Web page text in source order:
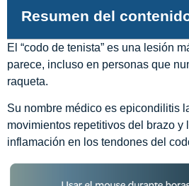
Resumen del
El “codo de tenista” es una lesión
parece, incluso en personas que
raqueta.
Su nombre médico es epicondilitis
movimientos repetitivos del brazo y
inflamación en los tendones del